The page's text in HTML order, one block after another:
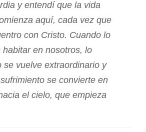
y entendí que la vida
aquí, cada vez que
con Cristo. Cuando lo
habitar en nosotros, lo
se vuelve extraordinario y
se convierte en
el cielo, que empieza